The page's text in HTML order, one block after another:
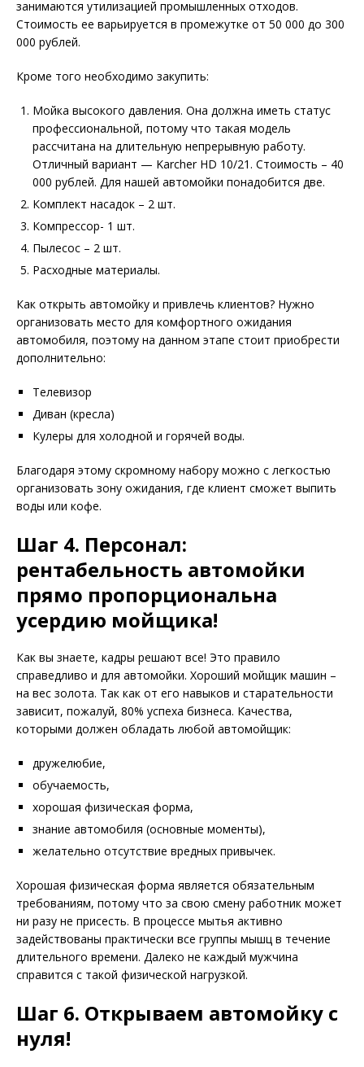
занимаются утилизацией промышленных отходов.
Стоимость ее варьируется в промежутке от 50 000 до 300
000 рублей.
Кроме того необходимо закупить:
Мойка высокого давления. Она должна иметь статус
профессиональной, потому что такая модель
рассчитана на длительную непрерывную работу.
Отличный вариант — Karcher HD 10/21. Стоимость – 40
000 рублей. Для нашей автомойки понадобится две.
Комплект насадок – 2 шт.
Компрессор- 1 шт.
Пылесос – 2 шт.
Расходные материалы.
Как открыть автомойку и привлечь клиентов? Нужно
организовать место для комфортного ожидания
автомобиля, поэтому на данном этапе стоит приобрести
дополнительно:
Телевизор
Диван (кресла)
Кулеры для холодной и горячей воды.
Благодаря этому скромному набору можно с легкостью
организовать зону ожидания, где клиент сможет выпить
воды или кофе.
Шаг 4. Персонал:
рентабельность автомойки
прямо пропорциональна
усердию мойщика!
Как вы знаете, кадры решают все! Это правило
справедливо и для автомойки. Хороший мойщик машин –
на вес золота. Так как от его навыков и старательности
зависит, пожалуй, 80% успеха бизнеса. Качества,
которыми должен обладать любой автомойщик:
дружелюбие,
обучаемость,
хорошая физическая форма,
знание автомобиля (основные моменты),
желательно отсутствие вредных привычек.
Хорошая физическая форма является обязательным
требованиям, потому что за свою смену работник может
ни разу не присесть. В процессе мытья активно
задействованы практически все группы мышц в течение
длительного времени. Далеко не каждый мужчина
справится с такой физической нагрузкой.
Шаг 6. Открываем автомойку с
нуля!